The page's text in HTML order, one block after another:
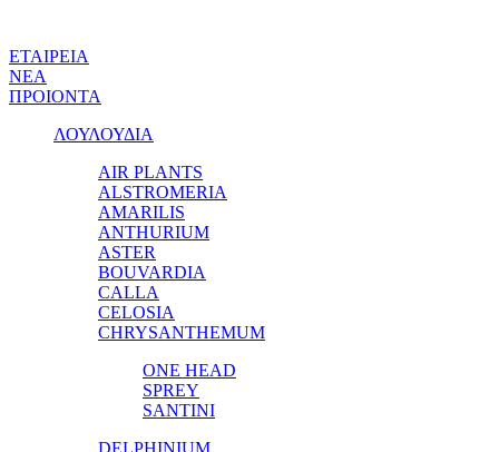
ΕΤΑΙΡΕΙΑ
ΝΕΑ
ΠΡΟΙΟΝΤΑ
ΛΟΥΛΟΥΔΙΑ
AIR PLANTS
ALSTROMERIA
AMARILIS
ANTHURIUM
ASTER
BOUVARDIA
CALLA
CELOSIA
CHRYSANTHEMUM
ONE HEAD
SPREY
SANTINI
DELPHINIUM